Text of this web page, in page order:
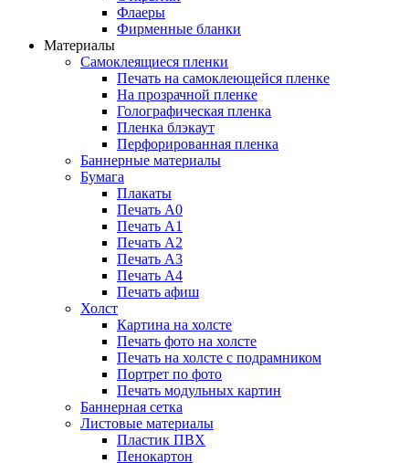
Флаеры
Фирменные бланки
Материалы
Самоклеящиеся пленки
Печать на самоклеющейся пленке
На прозрачной пленке
Голографическая пленка
Пленка блэкаут
Перфорированная пленка
Баннерные материалы
Бумага
Плакаты
Печать А0
Печать А1
Печать А2
Печать А3
Печать А4
Печать афиш
Холст
Картина на холсте
Печать фото на холсте
Печать на холсте с подрамником
Портрет по фото
Печать модульных картин
Баннерная сетка
Листовые материалы
Пластик ПВХ
Пенокартон